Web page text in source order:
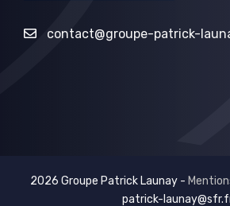
contact@groupe-patrick-
2026 Groupe Patrick Launay -
patrick-